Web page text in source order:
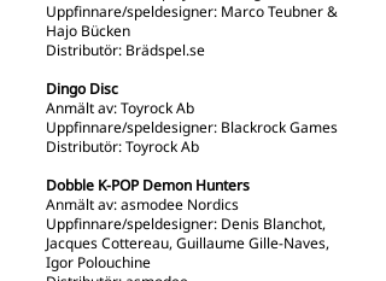
Uppfinnare/speldesigner: Marco Teubner &
Hajo Bücken
Distributör: Brädspel.se
Dingo Disc
Anmält av: Toyrock Ab
Uppfinnare/speldesigner: Blackrock Games
Distributör: Toyrock Ab
Dobble K-POP Demon Hunters
Anmält av: asmodee Nordics
Uppfinnare/speldesigner: Denis Blanchot,
Jacques Cottereau, Guillaume Gille-Naves,
Igor Polouchine